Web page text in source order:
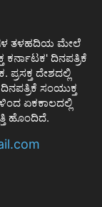
ತಳಹದಿಯ ಮೇಲೆ
ಕರ್ನಾಟಕ' ದಿನಪತ್ರಿಕೆ
ದೇಶದಲ್ಲಿ
ಸಂಯುಕ್ತ
ಏಕಕಾಲದಲ್ಲಿ
ಹೊಂದಿದೆ.